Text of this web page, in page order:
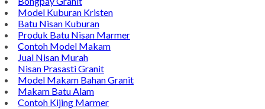
Model Kuburan Kristen
Batu Nisan Kuburan
Produk Batu Nisan Marmer
Contoh Model Makam
Jual Nisan Murah
Nisan Prasasti Granit
Model Makam Bahan Granit
Makam Batu Alam
Contoh Kijing Marmer